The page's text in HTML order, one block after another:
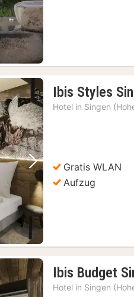
Nächstes Bild
Ibis Styles
Hotel in Singen
Gratis WLAN
Aufzug
Ibis Budget
Hotel in Singen